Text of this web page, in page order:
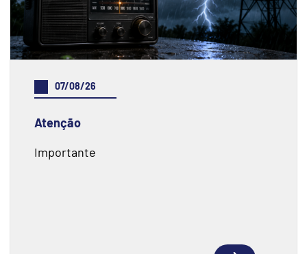
07/08/26
Atenção
Importante